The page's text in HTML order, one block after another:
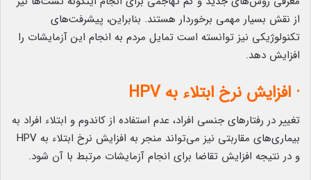
از نقش بسیار مهمی برخوردار هستند. بنابراین، پیشرفت‌های
تکنولوژیکی نیز توانسته است تمایل مردم به انجام این آزمایشات را
افزایش دهد.
· افزایش نرخ ابتلاء به HPV
تغییر در رفتارهای جنسی افراد، عدم استفاده از کاندوم و ابتلاء افراد به
بیماری‌های مقاربتی نیز می‌تواند منجر به افزایش نرخ ابتلاء به HPV
و در نتیجه افزایش تقاضا برای انجام آزمایشات مرتبط با آن شود.